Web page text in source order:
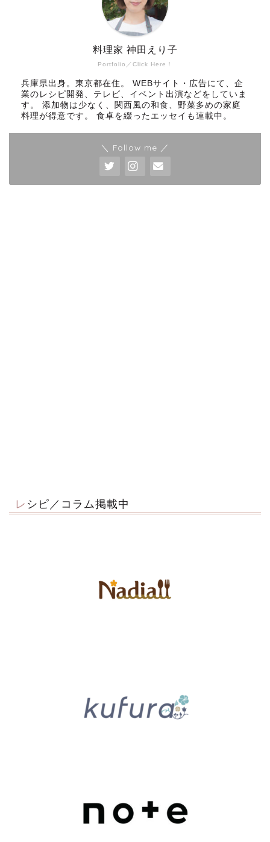
Portfolio／Click Here！
料理家 神田えり子
兵庫県出身。東京都在住。 WEBサイト・広告にて、企
業のレシピ開発、テレビ、イベント出演などをしていま
す。 添加物は少なく、関西風の和食、野菜多めの家庭
料理が得意です。 食卓を綴ったエッセイも連載中。
＼ Follow me ／
レシピ／コラム掲載中